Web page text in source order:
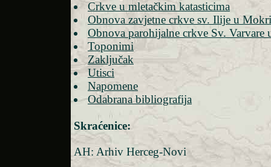
Crkve u mletačkim katasticima
Obnova zavjetne crkve sv. Ilije u
Obnova parohijalne crkve Sv. Varvare
Toponimi
Zaključak
Utisci
Napomene
Odabrana bibliografija
Skraćenice:
AH: Arhiv Herceg-Novi